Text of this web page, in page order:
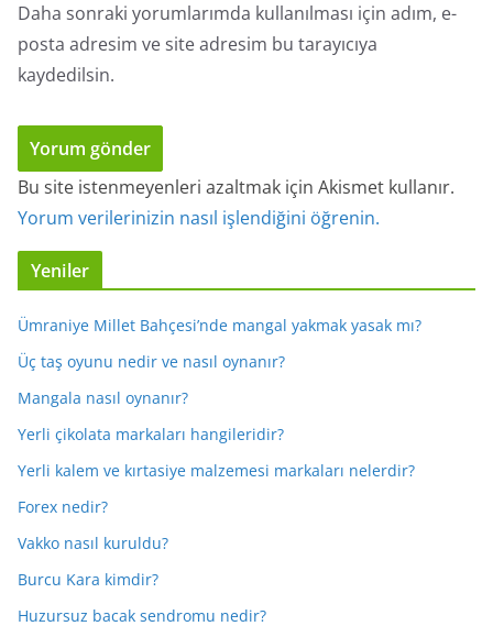
Daha sonraki yorumlarımda kullanılması için adım, e-
posta adresim ve site adresim bu tarayıcıya
kaydedilsin.
Bu site istenmeyenleri azaltmak için Akismet kullanır.
Yorum verilerinizin nasıl işlendiğini öğrenin.
Yeniler
Ümraniye Millet Bahçesi’nde mangal yakmak yasak mı?
Üç taş oyunu nedir ve nasıl oynanır?
Mangala nasıl oynanır?
Yerli çikolata markaları hangileridir?
Yerli kalem ve kırtasiye malzemesi markaları nelerdir?
Forex nedir?
Vakko nasıl kuruldu?
Burcu Kara kimdir?
Huzursuz bacak sendromu nedir?